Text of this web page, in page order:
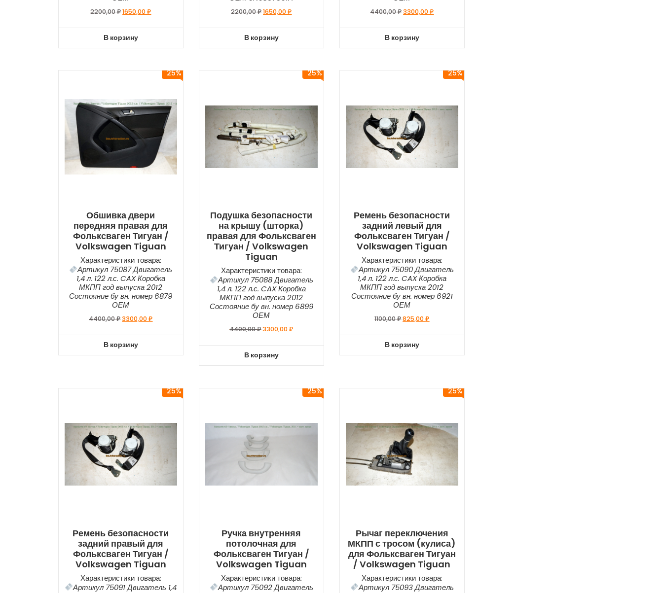
2200,00₽1650,00₽
В корзину
2200,00₽1650,00₽
В корзину
4400,00₽3300,00₽
В корзину
25%
Обшивка двери
передняя правая для
Фольксваген Тигуан /
Volkswagen Tiguan
Характеристики товара:
Артикул 75087 Двигатель
1,4 л. 122 л.с. CAX Коробка
МКПП год выпуска 2012
Состояние бу вн. номер 6879
ОЕМ
4400,00₽3300,00₽
В корзину
25%
Подушка безопасности
на крышу (шторка)
правая для Фольксваген
Тигуан / Volkswagen
Tiguan
Характеристики товара:
Артикул 75088 Двигатель
1,4 л. 122 л.с. CAX Коробка
МКПП год выпуска 2012
Состояние бу вн. номер 6899
ОЕМ
4400,00₽3300,00₽
В корзину
25%
Ремень безопасности
задний левый для
Фольксваген Тигуан /
Volkswagen Tiguan
Характеристики товара:
Артикул 75090 Двигатель
1,4 л. 122 л.с. CAX Коробка
МКПП год выпуска 2012
Состояние бу вн. номер 6921
ОЕМ
1100,00₽825,00₽
В корзину
25%
Ремень безопасности
задний правый для
Фольксваген Тигуан /
Volkswagen Tiguan
Характеристики товара:
Артикул 75091 Двигатель 1,4
25%
Ручка внутренняя
потолочная для
Фольксваген Тигуан /
Volkswagen Tiguan
Характеристики товара:
Артикул 75092 Двигатель
25%
Рычаг переключения
МКПП с тросом (кулиса)
для Фольксваген Тигуан
/ Volkswagen Tiguan
Характеристики товара:
Артикул 75093 Двигатель